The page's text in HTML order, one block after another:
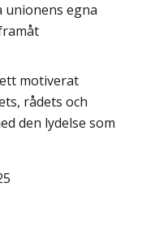
unionens egna
motiverat
rådets och
den lydelse som